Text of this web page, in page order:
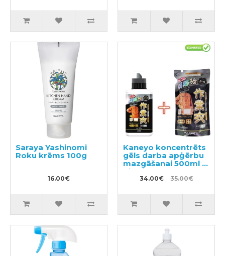
Saraya Yashinomi
Roku krēms 100g
16.00€
Kaneyo koncentrēts
gēls darba apģērbu
mazgāšanai 500ml +
pildviela 450ml
34.00€ 35.00€